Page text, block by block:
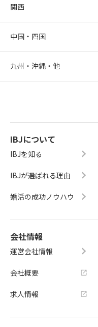
関西
中国・四国
九州・沖縄・他
IBJについて
IBJを知る
IBJが選ばれる理由
婚活の成功ノウハウ
会社情報
運営会社情報
会社概要
求人情報